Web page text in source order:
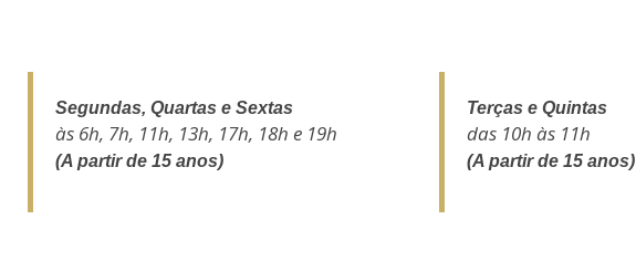
Segundas, Quartas e Sextas
às 6h, 7h, 11h, 13h, 17h, 18h e 19h
(A partir de 15 anos)
Terças e Quintas
das 10h às 11h
(A partir de 15 anos)